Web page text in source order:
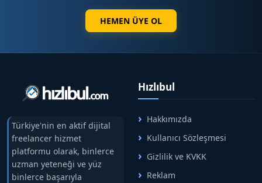
HEMEN ÜYE OL
Türkiye'nin en aktif dijital
freelancer hizmet
platformu olarak, binlerce
uzman yeteneği ve yüz
binlerce başarıyla
Hızlıbul
Hakkımızda
Kullanıcı Sözleşmesi
Gizlilik ve KVKK
Reklam